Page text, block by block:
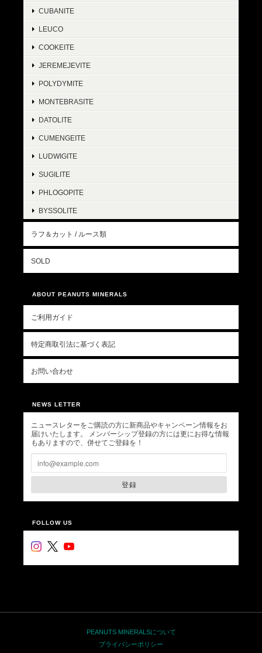
CUBANITE
LEUCO
COOKEITE
JEREMEJEVITE
POLYDYMITE
MONTEBRASITE
DATOLITE
CUMENGEITE
LUDWIGITE
SUGILITE
PHLOGOPITE
BYSSOLITE
ラフ＆カット / ルース類
SOLD
ABOUT PEANUTS MINERALS
ご利用ガイド
特定商取引法に基づく表記
お問い合わせ
NEWS LETTER
ニュースレターをご購読の方に新商品やキャンペーン情報をお
届けいたします。 メンバーシップ登録の方には更にお得な情報
もありますので、併せてご登録を！
登録
FOLLOW US
PEANUTS MINERALSについて
プライバシーポリシー